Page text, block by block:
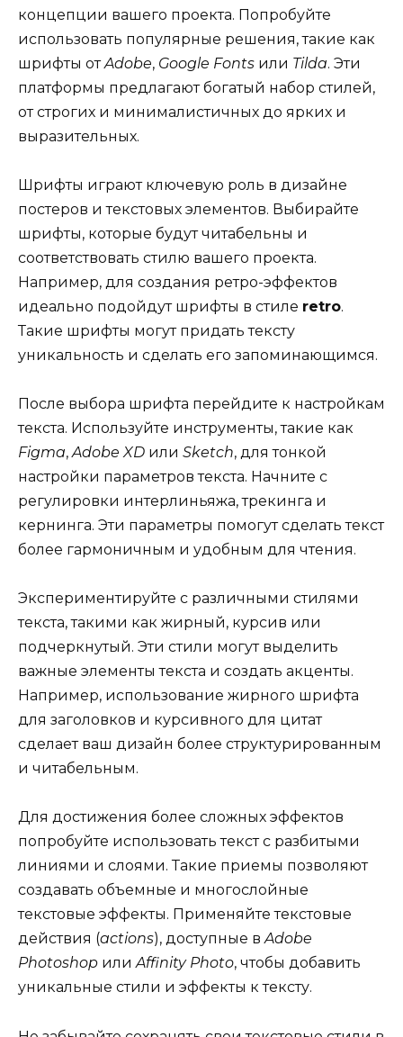
концепции вашего проекта. Попробуйте
использовать популярные решения, такие как
шрифты отAdobe, Google Fonts или Tilda. Эти
платформы предлагают богатый набор стилей,
от строгих и минималистичных до ярких и
выразительных.
Шрифты играют ключевую роль в дизайне
постеров и текстовых элементов. Выбирайте
шрифты, которые будут читабельны и
соответствовать стилю вашего проекта.
Например, для создания ретро-эффектов
идеально подойдут шрифты в стиле retro.
Такие шрифты могут придать тексту
уникальность и сделать его запоминающимся.
После выбора шрифта перейдите к настройкам
текста. Используйте инструменты, такие как
Figma,Adobe XD или Sketch, для тонкой
настройки параметров текста. Начните с
регулировки интерлиньяжа, трекинга и
кернинга. Эти параметры помогут сделать текст
более гармоничным и удобным для чтения.
Экспериментируйте с различными стилями
текста, такими как жирный, курсив или
подчеркнутый. Эти стили могут выделить
важные элементы текста и создать акценты.
Например, использование жирного шрифта
для заголовков и курсивного для цитат
сделает ваш дизайн более структурированным
и читабельным.
Для достижения более сложных эффектов
попробуйте использовать текст с разбитыми
линиями и слоями. Такие приемы позволяют
создавать объемные и многослойные
текстовые эффекты. Применяйте текстовые
действия (actions), доступные вAdobe
Photoshop илиAffinity Photo, чтобы добавить
уникальные стили и эффекты к тексту.